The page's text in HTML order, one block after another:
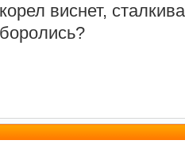
корел виснет,
боролись?